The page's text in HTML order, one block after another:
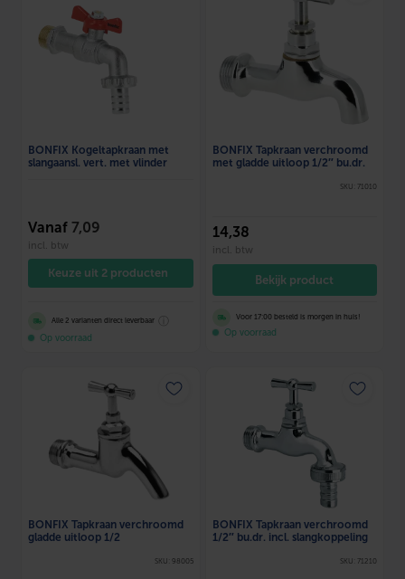
BONFIX Kogeltapkraan met
slangaansl. vert. met vlinder
Vanaf 7,09
incl. btw
Keuze uit 2 producten
Alle 2 varianten direct leverbaar
Op voorraad
BONFIX Tapkraan verchroomd
met gladde uitloop 1/2″ bu.dr.
SKU: 71010
14,38
incl. btw
Bekijk product
Voor 17:00 besteld is morgen in huis!
Op voorraad
BONFIX Tapkraan verchroomd
gladde uitloop 1/2
SKU: 98005
BONFIX Tapkraan verchroomd
1/2″ bu.dr. incl. slangkoppeling
SKU: 71210